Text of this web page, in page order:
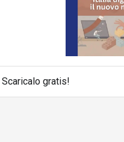
Scaricalo gratis!